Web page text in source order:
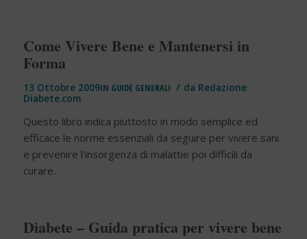
Come Vivere Bene e Mantenersi in
Forma
13 Ottobre 2009IN GUIDE GENERALI / da Redazione
Diabete.com
Questo libro indica piuttosto in modo semplice ed
efficace le norme essenziali da seguire per vivere sani
e prevenire l’insorgenza di malattie poi difficili da
curare.
Diabete – Guida pratica per vivere bene